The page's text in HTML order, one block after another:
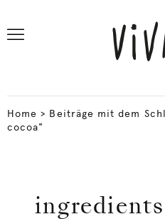
Home > Beiträge mit dem
cocoa"